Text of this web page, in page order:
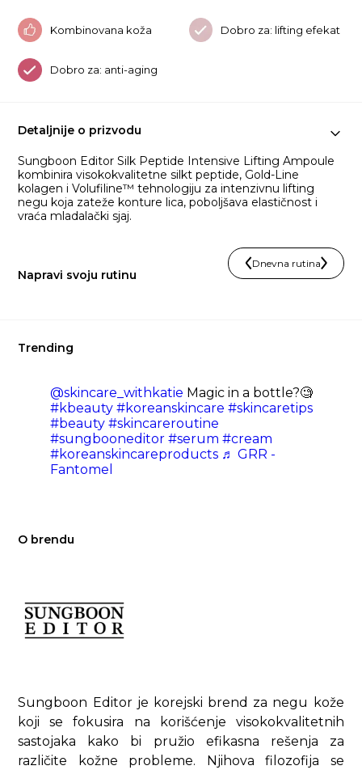
Kombinovana koža Dobro za: lifting efekat
Dobro za: anti-aging
Detaljnije o prizvodu
Sungboon Editor Silk Peptide Intensive Lifting Ampoule
kombinira visokokvalitetne silkt peptide, Gold-Line
kolagen i Volufiline™ tehnologiju za intenzivnu lifting
negu koja zateže konture lica, poboljšava elastičnost i
vraća mladalački sjaj.
Napravi svoju rutinu
Dnevna rutina
Trending
@skincare_withkatie Magic in a bottle?🧐
#kbeauty #koreanskincare #skincaretips
#beauty #skincareroutine
#sungbooneditor #serum #cream
#koreanskincareproducts ♬ GRR -
Fantomel
O brendu
Sungboon Editor je korejski brend za negu kože
koji se fokusira na korišćenje visokokvalitetnih
sastojaka kako bi pružio efikasna rešenja za
različite kožne probleme. Njihova filozofija se